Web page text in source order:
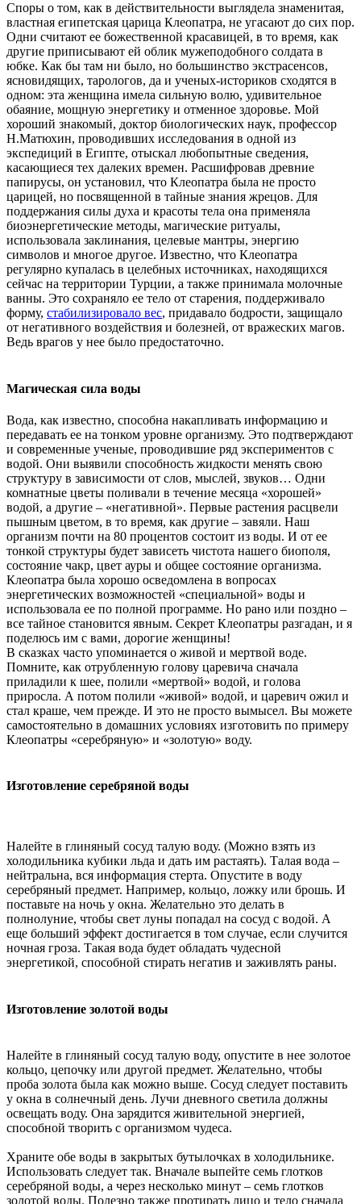
Споры о том, как в действительности выглядела знаменитая,
властная египетская царица Клеопатра, не угасают до сих пор.
Одни считают ее божественной красавицей, в то время, как
другие приписывают ей облик мужеподобного солдата в
юбке. Как бы там ни было, но большинство экстрасенсов,
ясновидящих, тарологов, да и ученых-историков сходятся в
одном: эта женщина имела сильную волю, удивительное
обаяние, мощную энергетику и отменное здоровье. Мой
хороший знакомый, доктор биологических наук, профессор
Н.Матюхин, проводивших исследования в одной из
экспедиций в Египте, отыскал любопытные сведения,
касающиеся тех далеких времен. Расшифровав древние
папирусы, он установил, что Клеопатра была не просто
царицей, но посвященной в тайные знания жрецов. Для
поддержания силы духа и красоты тела она применяла
биоэнергетические методы, магические ритуалы,
использовала заклинания, целевые мантры, энергию
символов и многое другое. Известно, что Клеопатра
регулярно купалась в целебных источниках, находящихся
сейчас на территории Турции, а также принимала молочные
ванны. Это сохраняло ее тело от старения, поддерживало
форму, стабилизировало вес, придавало бодрости, защищало
от негативного воздействия и болезней, от вражеских магов.
Ведь врагов у нее было предостаточно.
Магическая сила воды
Вода, как известно, способна накапливать информацию и
передавать ее на тонком уровне организму. Это подтверждают
и современные ученые, проводившие ряд экспериментов с
водой. Они выявили способность жидкости менять свою
структуру в зависимости от слов, мыслей, звуков… Одни
комнатные цветы поливали в течение месяца «хорошей»
водой, а другие – «негативной». Первые растения расцвели
пышным цветом, в то время, как другие – завяли. Наш
организм почти на 80 процентов состоит из воды. И от ее
тонкой структуры будет зависеть чистота нашего биополя,
состояние чакр, цвет ауры и общее состояние организма.
Клеопатра была хорошо осведомлена в вопросах
энергетических возможностей «специальной» воды и
использовала ее по полной программе. Но рано или поздно –
все тайное становится явным. Секрет Клеопатры разгадан, и я
поделюсь им с вами, дорогие женщины!
В сказках часто упоминается о живой и мертвой воде.
Помните, как отрубленную голову царевича сначала
приладили к шее, полили «мертвой» водой, и голова
приросла. А потом полили «живой» водой, и царевич ожил и
стал краше, чем прежде. И это не просто вымысел. Вы можете
самостоятельно в домашних условиях изготовить по примеру
Клеопатры «серебряную» и «золотую» воду.
Изготовление серебряной воды
Налейте в глиняный сосуд талую воду. (Можно взять из
холодильника кубики льда и дать им растаять). Талая вода –
нейтральна, вся информация стерта. Опустите в воду
серебряный предмет. Например, кольцо, ложку или брошь. И
поставьте на ночь у окна. Желательно это делать в
полнолуние, чтобы свет луны попадал на сосуд с водой. А
еще больший эффект достигается в том случае, если случится
ночная гроза. Такая вода будет обладать чудесной
энергетикой, способной стирать негатив и заживлять раны.
Изготовление золотой воды
Налейте в глиняный сосуд талую воду, опустите в нее золотое
кольцо, цепочку или другой предмет. Желательно, чтобы
проба золота была как можно выше. Сосуд следует поставить
у окна в солнечный день. Лучи дневного светила должны
освещать воду. Она зарядится живительной энергией,
способной творить с организмом чудеса.
Храните обе воды в закрытых бутылочках в холодильнике.
Использовать следует так. Вначале выпейте семь глотков
серебряной воды, а через несколько минут – семь глотков
золотой воды. Полезно также протирать лицо и тело сначала